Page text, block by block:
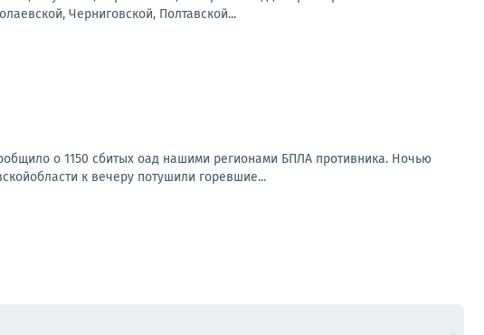
Черниговской, Полтавской...
о 1150 сбитых оад нашими регионами БПЛА противника. Ночью
к вечеру потушили горевшие...